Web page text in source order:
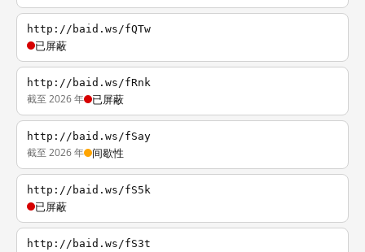
http://baid.ws/fQTw
已屏蔽
http://baid.ws/fRnk
截至 2026 年 已屏蔽
http://baid.ws/fSay
截至 2026 年 间歇性
http://baid.ws/fS5k
已屏蔽
http://baid.ws/fS3t